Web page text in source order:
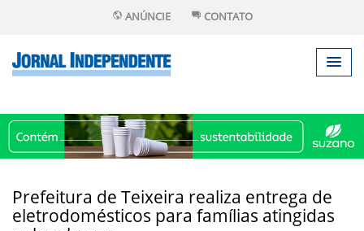
ANÚNCIE CONTATO
Prefeitura de Teixeira realiza entrega de
eletrodomésticos para famílias atingidas